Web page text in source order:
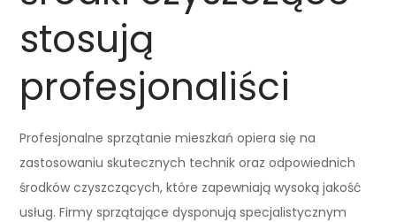
stosują
profesjonaliści
Profesjonalne sprzątanie mieszkań opiera się na
zastosowaniu skutecznych technik oraz odpowiednich
środków czyszczących, które zapewniają wysoką jakość
usług. Firmy sprzątające dysponują specjalistycznym